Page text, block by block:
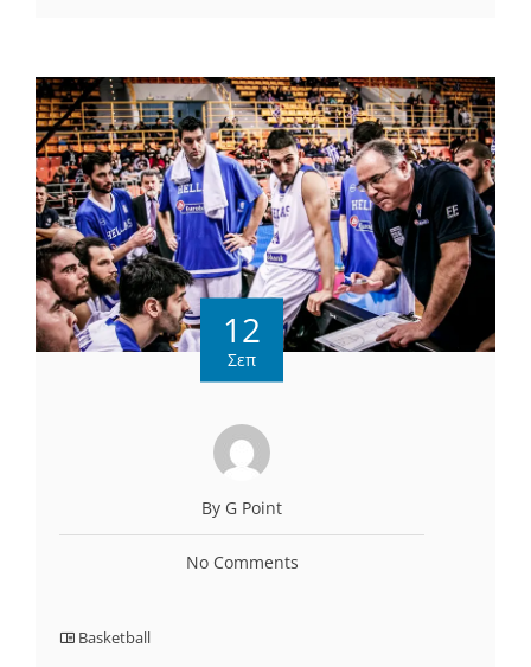
12
Σεπ
By G Point
No Comments
Basketball